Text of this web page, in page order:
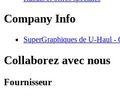
Company Info
SuperGraphiques de U-Haul -
Collaborez avec nous
Fournisseur